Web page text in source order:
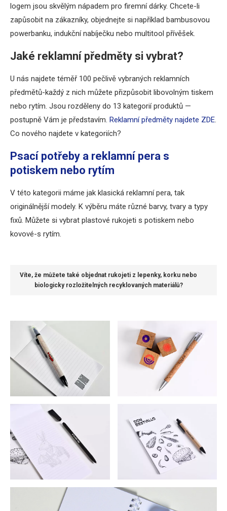
logem jsou skvělým nápadem pro firemní dárky. Chcete-li
zapůsobit na zákazníky, objednejte si například bambusovou
powerbanku, indukční nabíječku nebo multitool přívěšek.
Jaké reklamní předměty si vybrat?
U nás najdete téměř 100 pečlivě vybraných reklamních
předmětů-každý z nich můžete přizpůsobit libovolným tiskem
nebo rytím. Jsou rozděleny do 13 kategorií produktů —
postupně Vám je představím. Reklamní předměty najdete ZDE.
Co nového najdete v kategoriích?
Psací potřeby a reklamní pera s
potiskem nebo rytím
V této kategorii máme jak klasická reklamní pera, tak
originálnější modely. K výběru máte různé barvy, tvary a typy
fixů. Můžete si vybrat plastové rukojeti s potiskem nebo
kovové-s rytím.
Víte, že můžete také objednat rukojeti z lepenky, korku nebo
biologicky rozložitelných recyklovaných materiálů?